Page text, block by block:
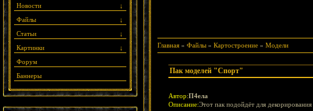
↓
Новости
↓
Файлы
↓
Статьи
↓
Картинки
Форум
Баннеры
Главная » Файлы » Картостроение » Модели
Пак моделей "Спорт"
Автор:П4ела
Описание:Этот пак подойдёт для